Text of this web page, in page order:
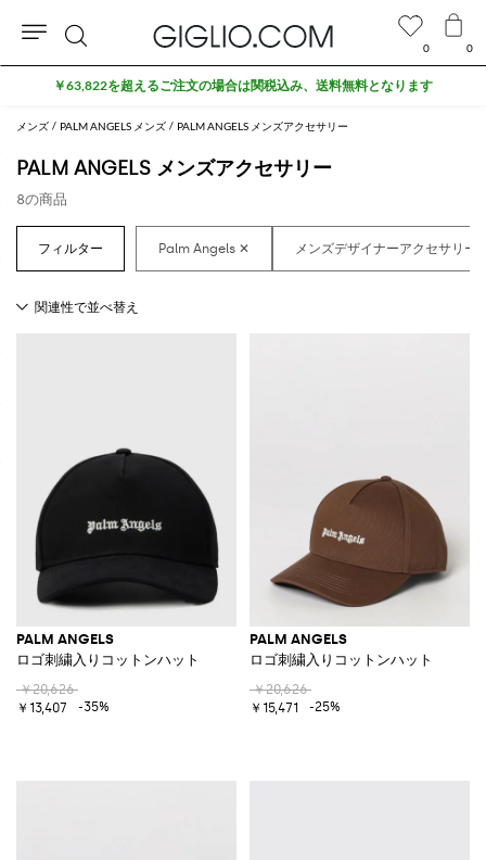
メンズ PALM ANGELS メンズ PALM ANGELS メンズアクセサリー
PALM ANGELS メンズアクセサリー
8の商品
PALM ANGELS
ロゴ刺繍入りコットンハット
￥20,626
￥13,407
-35%
PALM ANGELS
ロゴ刺繍入りコットンハット
￥20,626
￥15,471
-25%
0 0
検
索
￥63,822を超えるご注文の場合は関税込み、送料無料となります